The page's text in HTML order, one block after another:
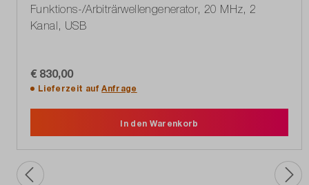
Funktions-/Arbiträrwellengenerator, 20 MHz, 2
Kanal, USB
€ 830,00
Lieferzeit aufAnfrage
In den Warenkorb